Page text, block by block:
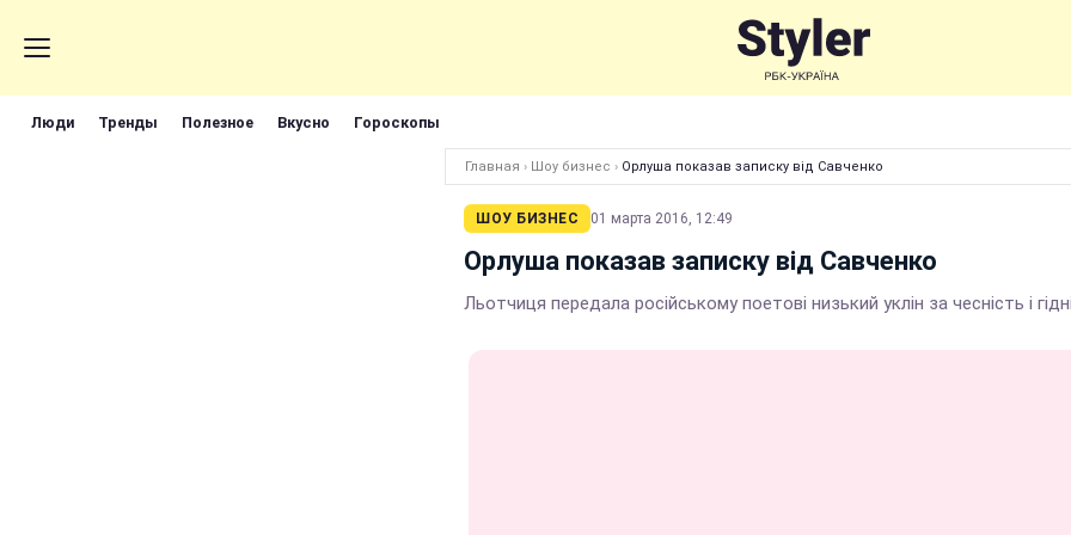
Люди Тренды Полезное Вкусно Гороскопы
Главная › Шоу бизнес › Орлуша показав записку від Савченко
ШОУ БИЗНЕС 01 марта 2016, 12:49
Орлуша показав записку від Савченко
Льотчиця передала російському поетові низький уклін за чесність і